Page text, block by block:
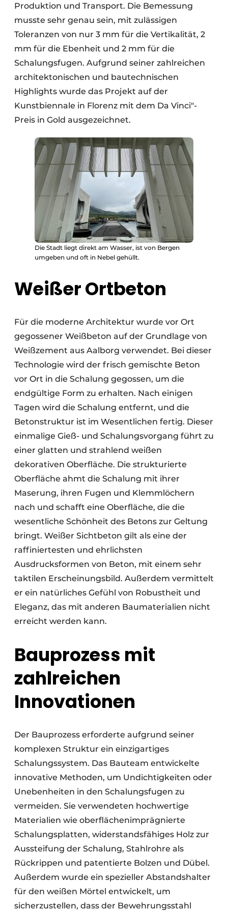
Produktion und Transport. Die Bemessung
musste sehr genau sein, mit zulässigen
Toleranzen von nur 3 mm für die Vertikalität, 2
mm für die Ebenheit und 2 mm für die
Schalungsfugen. Aufgrund seiner zahlreichen
architektonischen und bautechnischen
Highlights wurde das Projekt auf der
Kunstbiennale in Florenz mit dem Da Vinci"-
Preis in Gold ausgezeichnet.
Die Stadt liegt direkt am Wasser, ist von Bergen
umgeben und oft in Nebel gehüllt.
Weißer Ortbeton
Für die moderne Architektur wurde vor Ort
gegossener Weißbeton auf der Grundlage von
Weißzement aus Aalborg verwendet. Bei dieser
Technologie wird der frisch gemischte Beton
vor Ort in die Schalung gegossen, um die
endgültige Form zu erhalten. Nach einigen
Tagen wird die Schalung entfernt, und die
Betonstruktur ist im Wesentlichen fertig. Dieser
einmalige Gieß- und Schalungsvorgang führt zu
einer glatten und strahlend weißen
dekorativen Oberfläche. Die strukturierte
Oberfläche ahmt die Schalung mit ihrer
Maserung, ihren Fugen und Klemmlöchern
nach und schafft eine Oberfläche, die die
wesentliche Schönheit des Betons zur Geltung
bringt. Weißer Sichtbeton gilt als eine der
raffiniertesten und ehrlichsten
Ausdrucksformen von Beton, mit einem sehr
taktilen Erscheinungsbild. Außerdem vermittelt
er ein natürliches Gefühl von Robustheit und
Eleganz, das mit anderen Baumaterialien nicht
erreicht werden kann.
Bauprozess mit
zahlreichen
Innovationen
Der Bauprozess erforderte aufgrund seiner
komplexen Struktur ein einzigartiges
Schalungssystem. Das Bauteam entwickelte
innovative Methoden, um Undichtigkeiten oder
Unebenheiten in den Schalungsfugen zu
vermeiden. Sie verwendeten hochwertige
Materialien wie oberflächenimprägnierte
Schalungsplatten, widerstandsfähiges Holz zur
Aussteifung der Schalung, Stahlrohre als
Rückrippen und patentierte Bolzen und Dübel.
Außerdem wurde ein spezieller Abstandshalter
für den weißen Mörtel entwickelt, um
sicherzustellen, dass der Bewehrungsstahl